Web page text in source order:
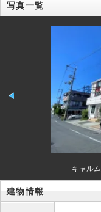
写真一覧
キャル
建物情報